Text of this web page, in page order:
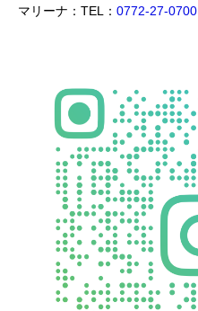
マリーナ：TEL： 0772-27-0700